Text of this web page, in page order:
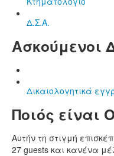
Δ.Σ.Α.
Ασκούμενοι
Δικαιολογητικά
Ποιός είναι
Αυτήν τη στιγμή
27 guests και κανένα